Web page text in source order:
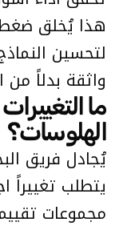
هذا يُخلق
لتحسين
واثقة بدلاً من
ما
الهلوسات؟
يُجادل فريق
يتطلب تغييراً
مجموعات